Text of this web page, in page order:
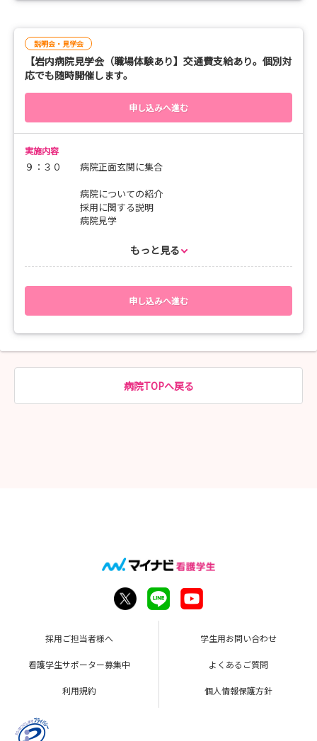
説明会・見学会
【岩内病院見学会（職場体験あり】交通費支給あり。個別対
応でも随時開催します。
申し込みへ進む
実施内容
９：３０ 病院正面玄関に集合
病院についての紹介
採用に関する説明
病院見学
１１：００ 病棟で職場体験（急性期一般病棟 療養型病棟）
１３：００ 先輩ナースとの交流
実習着、ナースシューズをご持参ください。
昼食には新鮮なお寿司をご用意しています。
参加者の方の都合に合わせ、随時開催にも対応します。
開始時間等参加者の移動時間等で困難な場合は相談してくださ
もっと見る
申し込みへ進む
病院TOPへ戻る
採用ご担当者様へ 学生用お問い合わせ
看護学生サポーター募集中 よくあるご質問
利用規約 個人情報保護方針